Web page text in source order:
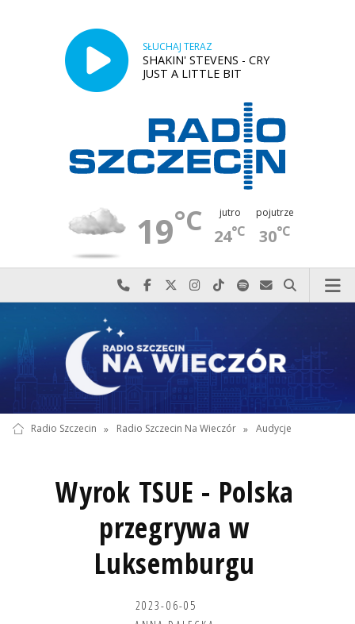
SŁUCHAJ TERAZ
SHAKIN' STEVENS - CRY
JUST A LITTLE BIT
19°C jutro
24°C
pojutrze
30°C
Najlepiej po prostu do nas zadzwoń
Odwiedź nas na Facebook-u
Odwiedź nas na X
Odwiedź nas na Instagram-ie
Odwiedź nas na TikTok-u
Szukaj nas na Spotify
Wyślij do nas
Szukaj
Radio Szczecin » Radio Szczecin Na Wieczór » Audycje
Wyrok TSUE - Polska
przegrywa w
Luksemburgu
2023-06-05